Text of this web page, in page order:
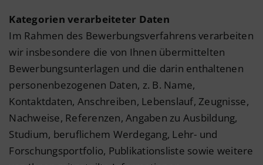
Kategorien verarbeiteter Daten
Im Rahmen des Bewerbungsverfahrens verarbeiten
wir insbesondere die von Ihnen übermittelten
Bewerbungsunterlagen und die darin enthaltenen
personenbezogenen Daten, z. B. Name,
Kontaktdaten, Anschreiben, Lebenslauf, Zeugnisse,
Nachweise, Referenzen, Angaben zu Ausbildung,
Studium, beruflichem Werdegang, Lehr- und
Forschungsportfolio, Publikationsliste sowie weitere